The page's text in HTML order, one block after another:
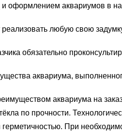
и оформлением аквариумов в
реализовать любую свою
обязательно
аквариума,
аквариума на
по прочности.
При